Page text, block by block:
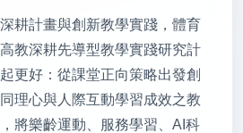
耕計畫與創新教學實踐，體育
教深耕先導型教學實踐研究計
更好：從課堂正向策略出發創
理心與人際互動學習成效之教
將樂齡運動、服務學習、AI科